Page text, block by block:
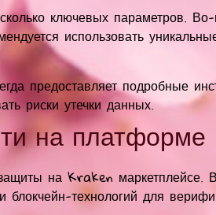
ключевых параметров.
использовать
предоставляет подробные
риски утечки данных.
на платформе
на Kraken
технологий для